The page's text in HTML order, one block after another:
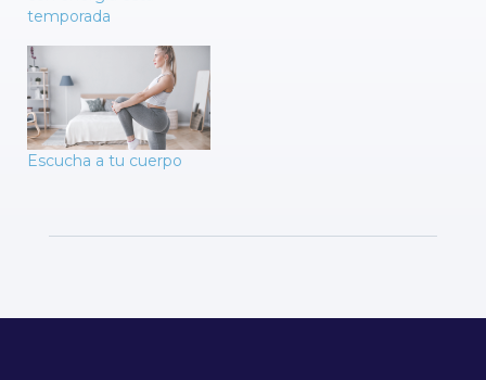
temporada
Escucha a tu cuerpo